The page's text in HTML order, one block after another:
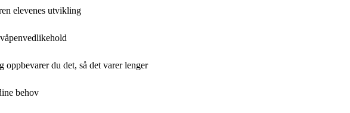
elevenes utvikling
du det, så det varer lenger
behov